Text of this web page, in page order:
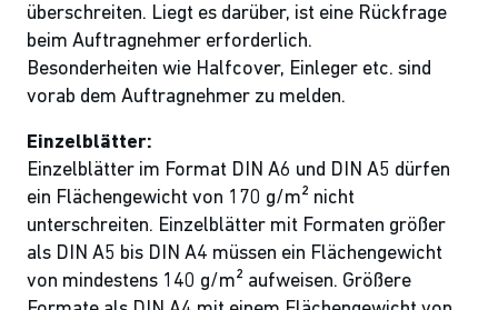
überschreiten. Liegt es darüber, ist eine Rückfrage
beim Auftragnehmer erforderlich.
Besonderheiten wie Halfcover, Einleger etc. sind
vorab dem Auftragnehmer zu melden.
Einzelblätter:
Einzelblätter im Format DIN A6 und DIN A5 dürfen
ein Flächengewicht von 170 g/m² nicht
unterschreiten. Einzelblätter mit Formaten größer
als DIN A5 bis DIN A4 müssen ein Flächengewicht
von mindestens 140 g/m² aufweisen. Größere